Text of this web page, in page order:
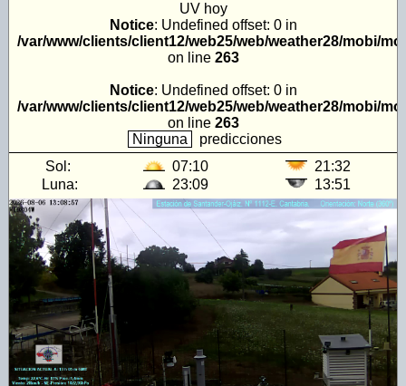
UV hoy
Notice: Undefined offset: 0 in
/var/www/clients/client12/web25/web/weather28/mobi/
on line 263
Notice: Undefined offset: 0 in
/var/www/clients/client12/web25/web/weather28/mobi/
on line 263
Ninguna
predicciones
Sol:
07:10
21:32
Luna:
23:09 13:51